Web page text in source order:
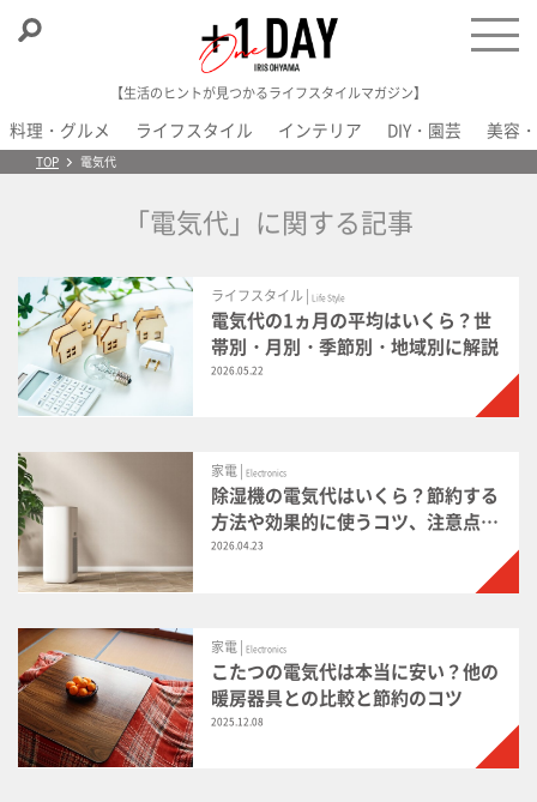
【生活のヒントが見つかるライフスタイルマガジン】
料理・グルメ ライフスタイル インテリア DIY・園芸 美容
TOP＋1 Day電気代
「電気代」に関する記事
ライフスタイル |Life Style
電気代の1ヵ月の平均はいくら？世
帯別・月別・季節別・地域別に解説
2026.05.22
家電 |Electronics
除湿機の電気代はいくら？節約する
方法や効果的に使うコツ、注意点を
解説
2026.04.23
家電 |Electronics
こたつの電気代は本当に安い？他の
暖房器具との比較と節約のコツ
2025.12.08